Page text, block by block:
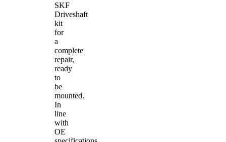
SKF
Driveshaft
kit
for
a
complete
repair,
ready
to
be
mounted.
In
line
with
OE